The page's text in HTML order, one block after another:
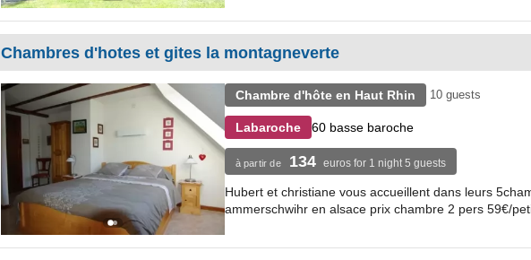
Chambres d'hotes et gites la montagneverte
Chambre d'hôte en Haut Rhin 10 guests
Labaroche 60 basse baroche
à partir de 134 euros for 1 night 5 guests
Hubert et christiane vous accueillent dans leurs
ammerschwihr en alsace prix chambre 2 pers 59€/